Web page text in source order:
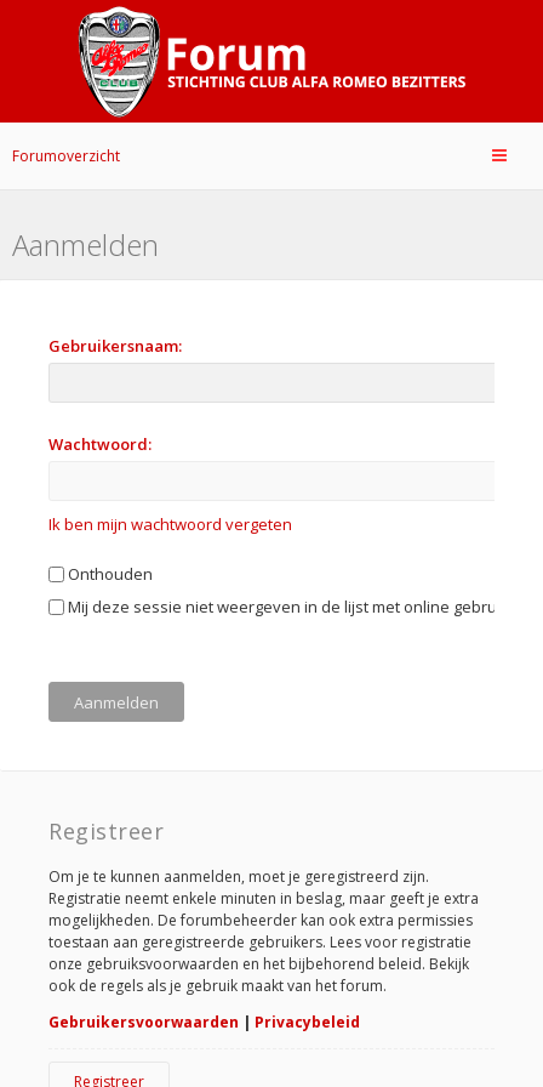
Forumoverzicht
Aanmelden
Gebruikersnaam:
Wachtwoord:
Ik ben mijn wachtwoord vergeten
Onthouden
Mij deze sessie niet weergeven in de lijst met online gebruikers
Registreer
Om je te kunnen aanmelden, moet je geregistreerd zijn.
Registratie neemt enkele minuten in beslag, maar geeft je extra
mogelijkheden. De forumbeheerder kan ook extra permissies
toestaan aan geregistreerde gebruikers. Lees voor registratie
onze gebruiksvoorwaarden en het bijbehorend beleid. Bekijk
ook de regels als je gebruik maakt van het forum.
Gebruikersvoorwaarden | Privacybeleid
Registreer